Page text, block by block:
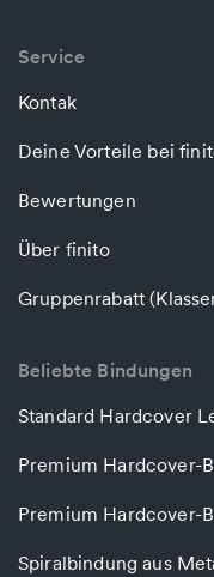
Service
Kontak
Deine Vorteile bei
Bewertungen
Über finito
Gruppenrabatt
Beliebte Bindungen
Standard Hardcover
Premium Hardcover-
Premium Hardcover-
Spiralbindung aus